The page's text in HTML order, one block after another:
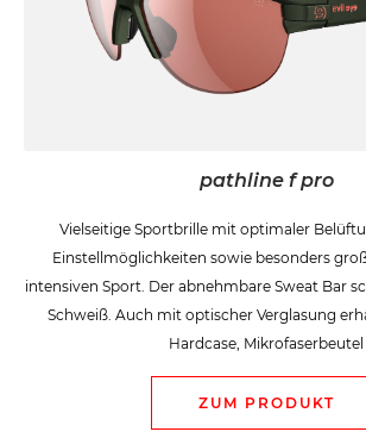
pathline f pro
Vielseitige Sportbrille mit optimaler
Einstellmöglichkeiten sowie besonders
intensiven Sport. Der abnehmbare Sweat Bar
Schweiß. Auch mit optischer Verglasung
Hardcase, Mikrofaserbeutel
ZUM PRODUKT